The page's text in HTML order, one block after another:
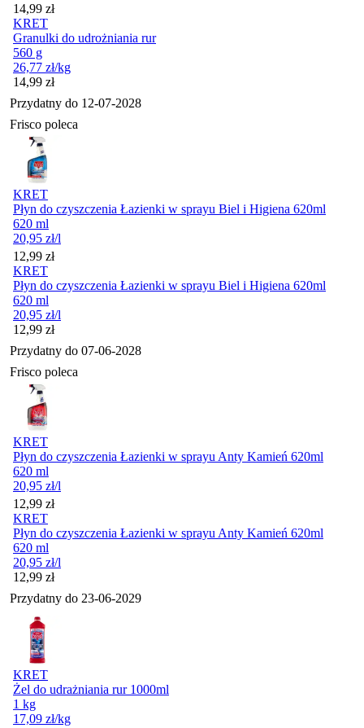
Cena
14,99 zł
KRET
Granulki do udrożniania rur
560 g
26,77 zł/kg
Cena
14,99 zł
Przydatny do 12-07-2028
Frisco poleca
KRET
Płyn do czyszczenia Łazienki w sprayu Biel i Higiena 620ml
620 ml
20,95 zł/l
Cena
12,99 zł
KRET
Płyn do czyszczenia Łazienki w sprayu Biel i Higiena 620ml
620 ml
20,95 zł/l
Cena
12,99 zł
Przydatny do 07-06-2028
Frisco poleca
KRET
Płyn do czyszczenia Łazienki w sprayu Anty Kamień 620ml
620 ml
20,95 zł/l
Cena
12,99 zł
KRET
Płyn do czyszczenia Łazienki w sprayu Anty Kamień 620ml
620 ml
20,95 zł/l
Cena
12,99 zł
Przydatny do 23-06-2029
KRET
Żel do udrażniania rur 1000ml
1 kg
17,09 zł/kg